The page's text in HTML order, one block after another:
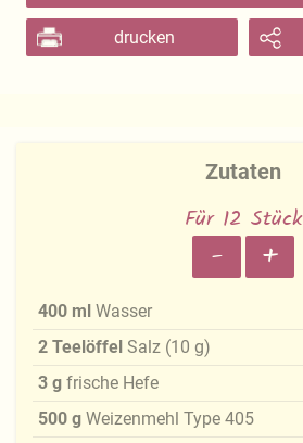
drucken
Zutaten
Für 12 Stück
- +
400 ml Wasser
2 Teelöffel Salz (10 g)
3 g frische Hefe
500 g Weizenmehl Type 405